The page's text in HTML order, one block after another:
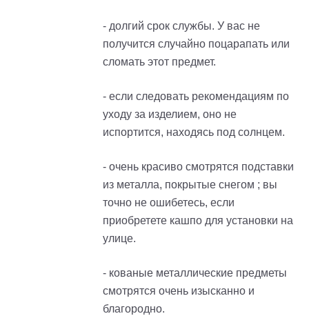
- долгий срок службы. У вас не
получится случайно поцарапать или
сломать этот предмет.
- если следовать рекомендациям по
уходу за изделием, оно не
испортится, находясь под солнцем.
- очень красиво смотрятся подставки
из металла, покрытые снегом ; вы
точно не ошибетесь, если
приобретете кашпо для установки на
улице.
- кованые металлические предметы
смотрятся очень изысканно и
благородно.